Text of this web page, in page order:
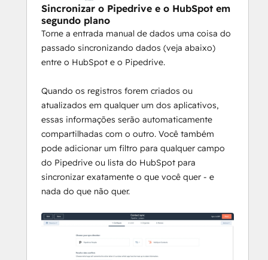
Sincronizar o Pipedrive e o HubSpot em
segundo plano
Torne a entrada manual de dados uma coisa do
passado sincronizando dados (veja abaixo)
entre o HubSpot e o Pipedrive.
Quando os registros forem criados ou
atualizados em qualquer um dos aplicativos,
essas informações serão automaticamente
compartilhadas com o outro. Você também
pode adicionar um filtro para qualquer campo
do Pipedrive ou lista do HubSpot para
sincronizar exatamente o que você quer - e
nada do que não quer.